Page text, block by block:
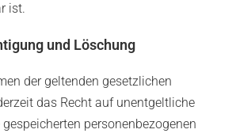
ist.
und Löschung
der geltenden gesetzlichen
das Recht auf unentgeltliche
personenbezogenen